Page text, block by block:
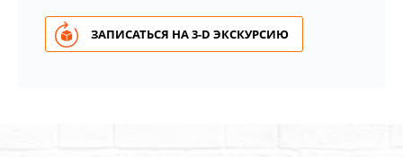
ЗАПИСАТЬСЯ НА 3-D ЭКСКУРСИЮ